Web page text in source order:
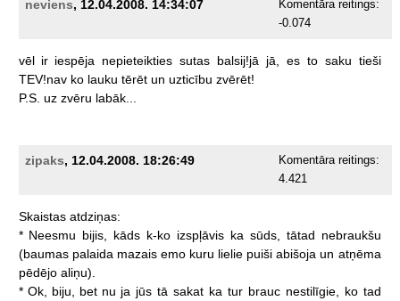
neviens, 12.04.2008. 14:34:07
Komentāra reitings:
-0.074
vēl ir iespēja nepieteikties sutas balsij!jā jā, es to saku tieši
TEV!nav ko lauku tērēt un uzticību zvērēt!
P.S. uz zvēru labāk...
zipaks, 12.04.2008. 18:26:49
Komentāra reitings:
4.421
Skaistas atdziņas:
* Neesmu bijis, kāds k-ko izspļāvis ka sūds, tātad nebraukšu
(baumas palaida mazais emo kuru lielie puiši abišoja un atņēma
pēdējo aliņu).
* Ok, biju, bet nu ja jūs tā sakat ka tur brauc nestilīgie, ko tad